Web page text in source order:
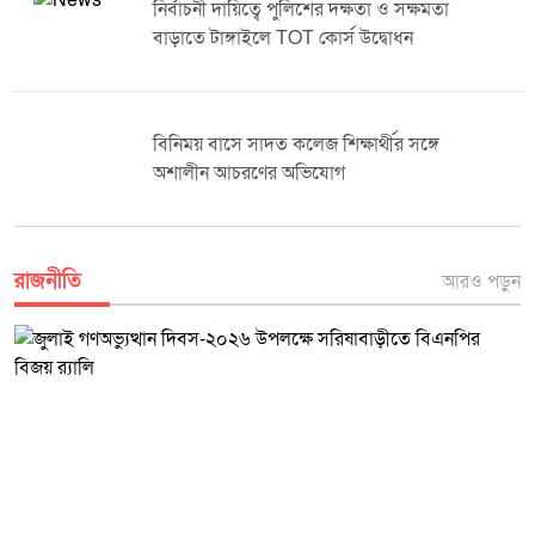
নির্বাচনী দায়িত্বে পুলিশের দক্ষতা ও সক্ষমতা
বাড়াতে টাঙ্গাইলে TOT কোর্স উদ্বোধন
বিনিময় বাসে সাদত কলেজ শিক্ষার্থীর সঙ্গে
অশালীন আচরণের অভিযোগ
রাজনীতি আরও পড়ুন